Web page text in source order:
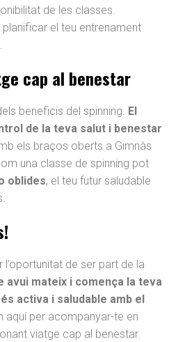
de les classes.
planificar el teu entrenament
cap al benestar
beneficis del spinning. El
de la teva salut i benestar
els braços oberts a Gimnàs
una classe de spinning pot
oblides, el teu futur saludable
de ser part de la
avui mateix i comença la teva
activa i saludable amb el
aquí per acompanyar-te en
viatge cap al benestar.